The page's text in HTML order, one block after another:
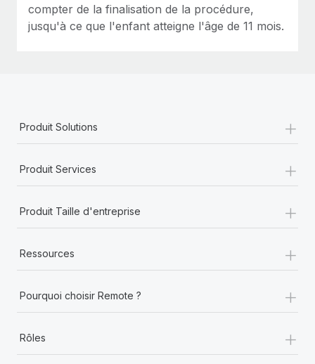
compter de la finalisation de la procédure,
jusqu'à ce que l'enfant atteigne l'âge de 11 mois.
Produit Solutions +
Produit Services +
Produit Taille d'entreprise +
Ressources +
Pourquoi choisir Remote ? +
Rôles +